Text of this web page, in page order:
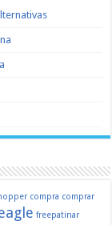
compra comprar
freepatinar